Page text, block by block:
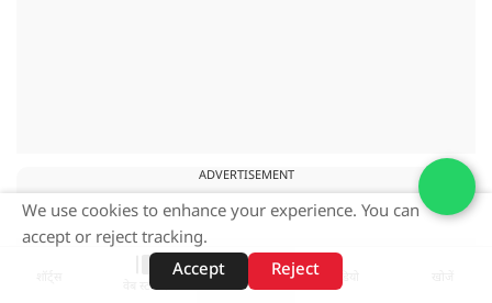
ADVERTISEMENT
वेब स्टोरीज़
We use cookies to enhance your experience. You can
accept or reject tracking.
Accept
Reject